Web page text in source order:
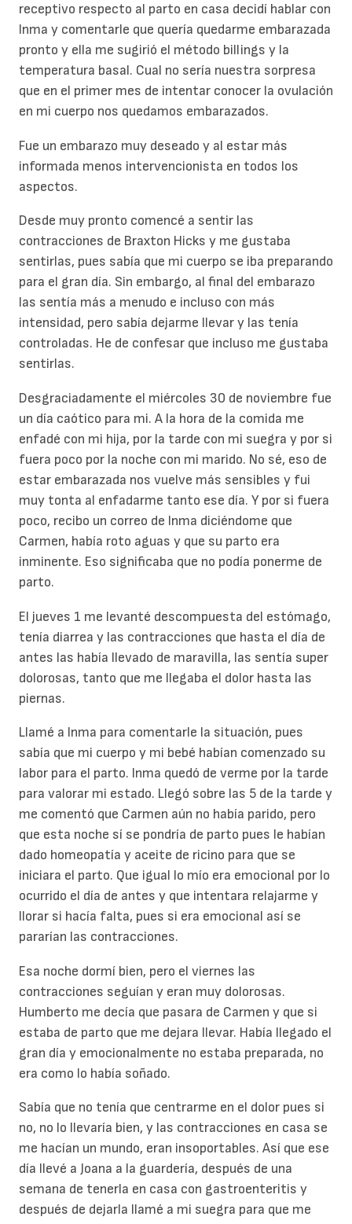
receptivo respecto al parto en casa decidí hablar con
Inma y comentarle que quería quedarme embarazada
pronto y ella me sugirió el método billings y la
temperatura basal. Cual no sería nuestra sorpresa
que en el primer mes de intentar conocer la ovulación
en mi cuerpo nos quedamos embarazados.
Fue un embarazo muy deseado y al estar más
informada menos intervencionista en todos los
aspectos.
Desde muy pronto comencé a sentir las
contracciones de Braxton Hicks y me gustaba
sentirlas, pues sabía que mi cuerpo se iba preparando
para el gran día. Sin embargo, al final del embarazo
las sentía más a menudo e incluso con más
intensidad, pero sabía dejarme llevar y las tenía
controladas. He de confesar que incluso me gustaba
sentirlas.
Desgraciadamente el miércoles 30 de noviembre fue
un día caótico para mi. A la hora de la comida me
enfadé con mi hija, por la tarde con mi suegra y por si
fuera poco por la noche con mi marido. No sé, eso de
estar embarazada nos vuelve más sensibles y fui
muy tonta al enfadarme tanto ese día. Y por si fuera
poco, recibo un correo de Inma diciéndome que
Carmen, había roto aguas y que su parto era
inminente. Eso significaba que no podía ponerme de
parto.
El jueves 1 me levanté descompuesta del estómago,
tenía diarrea y las contracciones que hasta el día de
antes las había llevado de maravilla, las sentía super
dolorosas, tanto que me llegaba el dolor hasta las
piernas.
Llamé a Inma para comentarle la situación, pues
sabía que mi cuerpo y mi bebé habían comenzado su
labor para el parto. Inma quedó de verme por la tarde
para valorar mi estado. Llegó sobre las 5 de la tarde y
me comentó que Carmen aún no había parido, pero
que esta noche sí se pondría de parto pues le habían
dado homeopatía y aceite de ricino para que se
iniciara el parto. Que igual lo mío era emocional por lo
ocurrido el día de antes y que intentara relajarme y
llorar si hacía falta, pues si era emocional así se
pararían las contracciones.
Esa noche dormí bien, pero el viernes las
contracciones seguían y eran muy dolorosas.
Humberto me decía que pasara de Carmen y que si
estaba de parto que me dejara llevar. Había llegado el
gran día y emocionalmente no estaba preparada, no
era como lo había soñado.
Sabía que no tenía que centrarme en el dolor pues si
no, no lo llevaría bien, y las contracciones en casa se
me hacían un mundo, eran insoportables. Así que ese
día llevé a Joana a la guardería, después de una
semana de tenerla en casa con gastroenteritis y
después de dejarla llamé a mi suegra para que me